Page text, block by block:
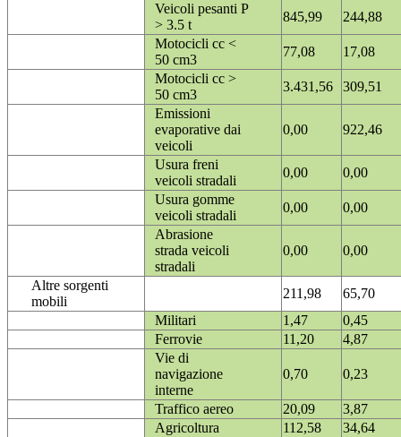
Veicoli pesanti P
> 3.5 t
845,99
244,88
Motocicli cc <
50 cm3
77,08
17,08
Motocicli cc >
50 cm3
3.431,56
309,51
Emissioni
evaporative dai
veicoli
0,00 922,46
Usura freni
veicoli stradali
0,00
0,00
Usura gomme
veicoli stradali
0,00
0,00
Abrasione
strada veicoli
stradali
0,00 0,00
Altre sorgenti
mobili
211,98
65,70
Militari
1,47
0,45
Ferrovie
11,20
4,87
Vie di
navigazione
interne
0,70 0,23
Traffico aereo 20,09
3,87
Agricoltura
112,58
34,64